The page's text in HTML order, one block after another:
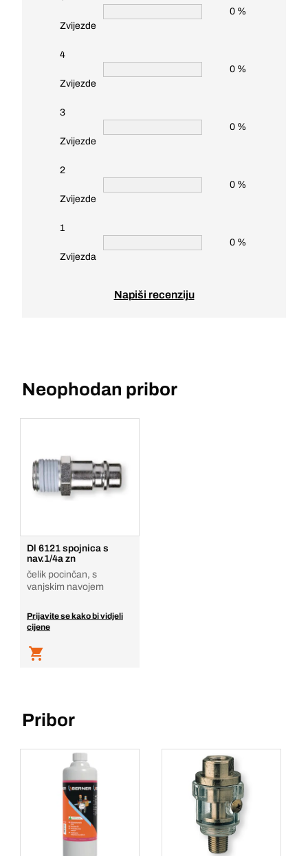
Zvijezde
0 %
4
Zvijezde
0 %
3
Zvijezde
0 %
2
Zvijezde
0 %
1
Zvijezda
0 %
Napiši recenziju
Neophodan pribor
Dl 6121 spojnica s
nav.1/4a zn
čelik pocinčan, s
vanjskim navojem
Prijavite se kako bi vidjeli
cijene
Pribor